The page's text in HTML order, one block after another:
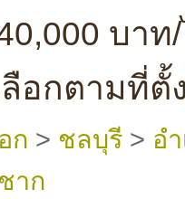
บา
อกตามที่ตั้
ก > ชลบุรี > อ
าก